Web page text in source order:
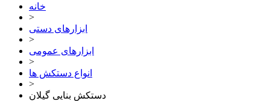
خانه
>
ابزارهای دستی
>
ابزارهای عمومی
>
انواع دستکش ها
>
دستکش بنایی گیلان